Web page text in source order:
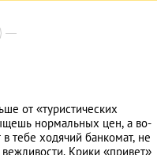
от «туристических
нормальных цен, а во-
тебе ходячий банкомат, не
Крики «привет»